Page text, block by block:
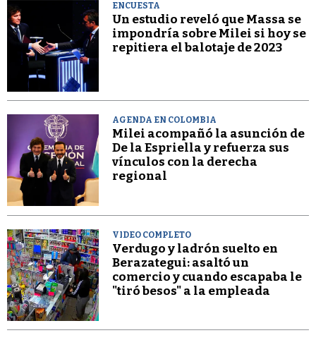
ENCUESTA
Un estudio reveló que Massa se
impondría sobre Milei si hoy se
repitiera el balotaje de 2023
AGENDA EN COLOMBIA
Milei acompañó la asunción de
De la Espriella y refuerza sus
vínculos con la derecha
regional
VIDEO COMPLETO
Verdugo y ladrón suelto en
Berazategui: asaltó un
comercio y cuando escapaba le
"tiró besos" a la empleada